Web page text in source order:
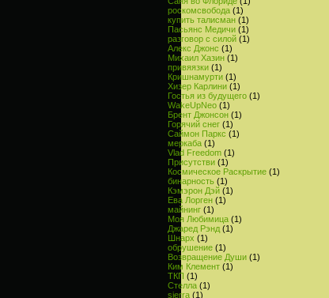
роскомсвобода (1)
купить талисман (1)
Пасьянс Медичи (1)
разговор с силой (1)
Алекс Джонс (1)
Михаил Хазин (1)
привяязки (1)
Кришнамурти (1)
Хизер Карлини (1)
Гостья из будущего (1)
WakeUpNeo (1)
Брент Джонсон (1)
Горячий снег (1)
Саймон Паркс (1)
меркаба (1)
Vlad Freedom (1)
Присутстви (1)
Космическое Раскрытие (1)
бинарность (1)
Кэмэрон Дэй (1)
Ева Лорген (1)
майнинг (1)
Моя Любимица (1)
Джаред Рэнд (1)
Шнарх (1)
обрушение (1)
Возвращение Души (1)
Ким Клемент (1)
ТКП (1)
Стелла (1)
sierra (1)